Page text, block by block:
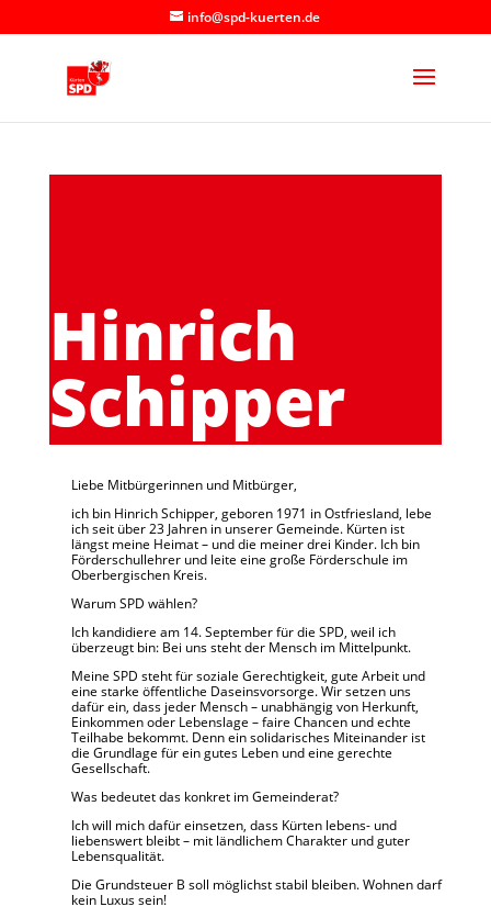
info@spd-kuerten.de
Hinrich
Schipper
Liebe Mitbürgerinnen und Mitbürger,
ich bin Hinrich Schipper, geboren 1971 in Ostfriesland, lebe
ich seit über 23 Jahren in unserer Gemeinde. Kürten ist
längst meine Heimat – und die meiner drei Kinder. Ich bin
Förderschullehrer und leite eine große Förderschule im
Oberbergischen Kreis.
Warum SPD wählen?
Ich kandidiere am 14. September für die SPD, weil ich
überzeugt bin: Bei uns steht der Mensch im Mittelpunkt.
Meine SPD steht für soziale Gerechtigkeit, gute Arbeit und
eine starke öffentliche Daseinsvorsorge. Wir setzen uns
dafür ein, dass jeder Mensch – unabhängig von Herkunft,
Einkommen oder Lebenslage – faire Chancen und echte
Teilhabe bekommt. Denn ein solidarisches Miteinander ist
die Grundlage für ein gutes Leben und eine gerechte
Gesellschaft.
Was bedeutet das konkret im Gemeinderat?
Ich will mich dafür einsetzen, dass Kürten lebens- und
liebenswert bleibt – mit ländlichem Charakter und guter
Lebensqualität.
Die Grundsteuer B soll möglichst stabil bleiben. Wohnen darf
kein Luxus sein!